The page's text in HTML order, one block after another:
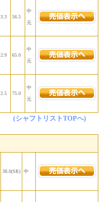
3.3 56.5
中
元
2.9 65.0
中
元
2.5 75.0
中
元
(シャフトリストTOPへ)
38.0(SR) 中